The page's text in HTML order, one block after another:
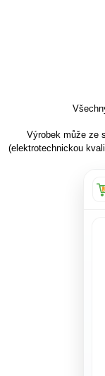
Výrobek může ze
(elektrotechnickou